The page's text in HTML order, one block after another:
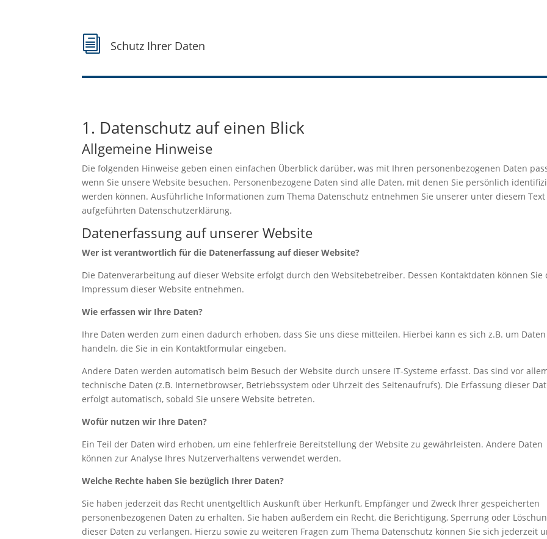
i Schutz Ihrer Daten
1. Datenschutz auf einen Blick
Allgemeine Hinweise
Die folgenden Hinweise geben einen einfachen Überblick darüber, was mit Ihren personenbezogenen Daten
wenn Sie unsere Website besuchen. Personenbezogene Daten sind alle Daten, mit denen Sie persönlich
werden können. Ausführliche Informationen zum Thema Datenschutz entnehmen Sie unserer unter diesem Text
aufgeführten Datenschutzerklärung.
Datenerfassung auf unserer Website
Wer ist verantwortlich für die Datenerfassung auf dieser Website?
Die Datenverarbeitung auf dieser Website erfolgt durch den Websitebetreiber. Dessen Kontaktdaten können Sie
Impressum dieser Website entnehmen.
Wie erfassen wir Ihre Daten?
Ihre Daten werden zum einen dadurch erhoben, dass Sie uns diese mitteilen. Hierbei kann es sich z.B. um Daten
handeln, die Sie in ein Kontaktformular eingeben.
Andere Daten werden automatisch beim Besuch der Website durch unsere IT-Systeme erfasst. Das sind vor
technische Daten (z.B. Internetbrowser, Betriebssystem oder Uhrzeit des Seitenaufrufs). Die Erfassung dieser
erfolgt automatisch, sobald Sie unsere Website betreten.
Wofür nutzen wir Ihre Daten?
Ein Teil der Daten wird erhoben, um eine fehlerfreie Bereitstellung der Website zu gewährleisten. Andere Daten
können zur Analyse Ihres Nutzerverhaltens verwendet werden.
Welche Rechte haben Sie bezüglich Ihrer Daten?
Sie haben jederzeit das Recht unentgeltlich Auskunft über Herkunft, Empfänger und Zweck Ihrer gespeicherten
personenbezogenen Daten zu erhalten. Sie haben außerdem ein Recht, die Berichtigung, Sperrung oder
dieser Daten zu verlangen. Hierzu sowie zu weiteren Fragen zum Thema Datenschutz können Sie sich jederzeit